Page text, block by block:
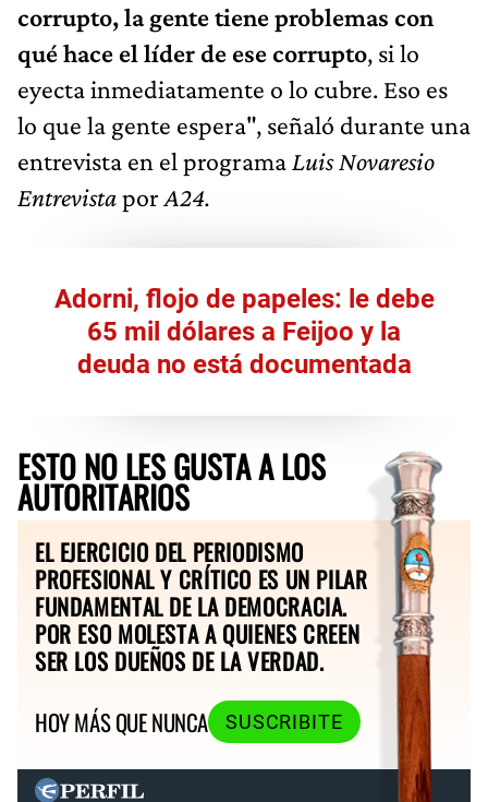
corrupto, la gente tiene problemas con
qué hace el líder de ese corrupto, si lo
eyecta inmediatamente o lo cubre. Eso es
lo que la gente espera", señaló durante una
entrevista en el programa Luis Novaresio
Entrevistapor A24.
Adorni, flojo de papeles: le debe
65 mil dólares a Feijoo y la
deuda no está documentada
ESTO NO LES GUSTA A LOS
AUTORITARIOS
EL EJERCICIO DEL PERIODISMO
PROFESIONAL Y CRÍTICO ES UN PILAR
FUNDAMENTAL DE LA DEMOCRACIA.
POR ESO MOLESTA A QUIENES CREEN
SER LOS DUEÑOS DE LA VERDAD.
HOY MÁS QUE NUNCA
SUSCRIBITE